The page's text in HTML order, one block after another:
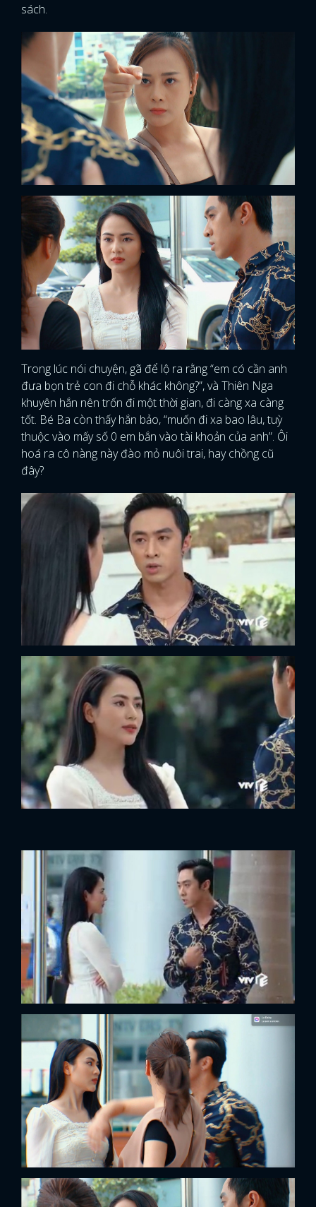
sách.
Trong lúc nói chuyện, gã để lộ ra rằng “em có cần anh
đưa bọn trẻ con đi chỗ khác không?”, và Thiên Nga
khuyên hắn nên trốn đi một thời gian, đi càng xa càng
tốt. Bé Ba còn thấy hắn bảo, “muốn đi xa bao lâu, tuỳ
thuộc vào mấy số 0 em bắn vào tài khoản của anh”. Ôi
hoá ra cô nàng này đào mỏ nuôi trai, hay chồng cũ
đây?